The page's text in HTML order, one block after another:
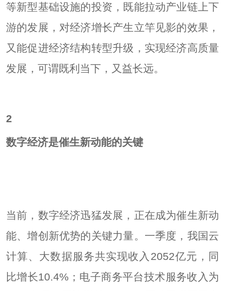
等新型基础设施的投资，既能拉动产业链上下
游的发展，对经济增长产生立竿见影的效果，
又能促进经济结构转型升级，实现经济高质量
发展，可谓既利当下，又益长远。
2
数字经济是催生新动能的关键
当前，数字经济迅猛发展，正在成为催生新动
能、增创新优势的关键力量。一季度，我国云
计算、大数据服务共实现收入2052亿元，同
比增长10.4%；电子商务平台技术服务收入为